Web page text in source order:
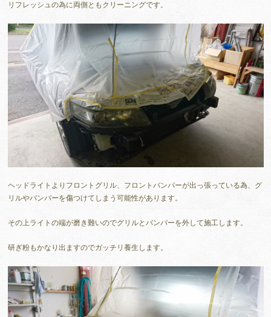
リフレッシュの為に両側ともクリーニングです。
ヘッドライトよりフロントグリル、フロントバンパーが出っ張っている為、グ
リルやバンパーを傷つけてしまう可能性があります。
その上ライトの端が磨き難いのでグリルとバンパーを外して施工します。
研ぎ粉もかなり出ますのでガッチリ養生します。